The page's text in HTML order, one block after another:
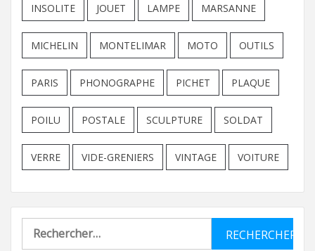
INSOLITE JOUET LAMPE MARSANNE
MICHELIN MONTELIMAR MOTO OUTILS
PARIS PHONOGRAPHE PICHET PLAQUE
POILU POSTALE SCULPTURE SOLDAT
VERRE VIDE-GRENIERS VINTAGE VOITURE
Rechercher :